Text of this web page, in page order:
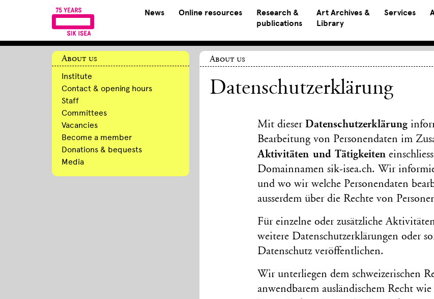
News Online resources
Research &
publications
Art Archives &
Library
Services
About us
Institute
Contact & opening hours
Staff
Committees
Vacancies
Become a member
Donations & bequests
Media
About us
Datenschutzerklärung
Mit dieserDaten­schutz­erklärung
Bearbeitung von Personen­daten im
Aktivitäten und Tätigkeiten
Domain­namen sik-isea.ch. Wir
und wo wir welche Personen­daten
ausserdem über die Rechte von
Für einzelne oder zusätzliche
weitere Daten­schutzer­klärungen oder
Daten­schutz veröffentlichen.
Wir unterliegen dem schweizerischen
anwendbarem auslän­dischem Recht